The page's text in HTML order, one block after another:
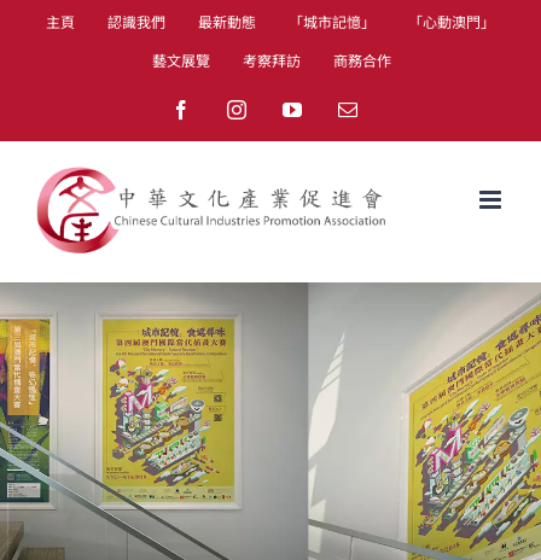
主頁 認識我們 最新動態 「城市記憶」
「心動澳門」
藝文展覽
考察拜訪 商務合作
FacebookInstagramYouTubeEmail